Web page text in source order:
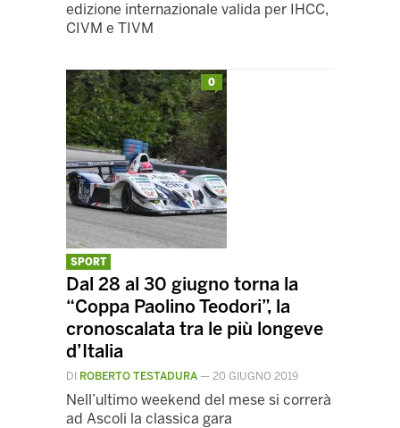
edizione internazionale valida per IHCC,
CIVM e TIVM
0
SPORT
Dal 28 al 30 giugno torna la
“Coppa Paolino Teodori”, la
cronoscalata tra le più longeve
d’Italia
DI ROBERTO TESTADURA — 20 GIUGNO 2019
Nell’ultimo weekend del mese si correrà
ad Ascoli la classica gara